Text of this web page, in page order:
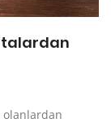
olanlardan